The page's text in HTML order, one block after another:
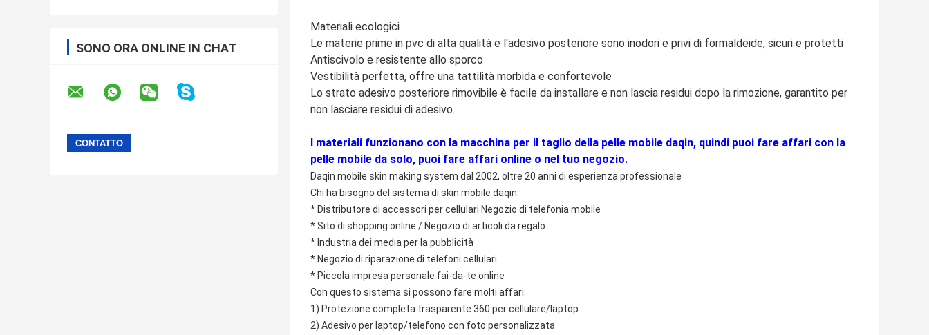
SONO ORA ONLINE IN CHAT
Materiali ecologici
Le materie prime in pvc di alta qualità e l'adesivo posteriore sono inodori e privi di formaldeide, sicuri e protetti
Antiscivolo e resistente allo sporco
Vestibilità perfetta, offre una tattilità morbida e confortevole
Lo strato adesivo posteriore rimovibile è facile da installare e non lascia residui dopo la rimozione, garantito per
non lasciare residui di adesivo.
I materiali funzionano con la macchina per il taglio della pelle mobile daqin, quindi puoi fare affari con la
pelle mobile da solo, puoi fare affari online o nel tuo negozio.
Daqin mobile skin making system dal 2002, oltre 20 anni di esperienza professionale
Chi ha bisogno del sistema di skin mobile daqin:
* Distributore di accessori per cellulari Negozio di telefonia mobile
* Sito di shopping online / Negozio di articoli da regalo
* Industria dei media per la pubblicità
* Negozio di riparazione di telefoni cellulari
* Piccola impresa personale fai-da-te online
Con questo sistema si possono fare molti affari:
1) Protezione completa trasparente 360 ​​per cellulare/laptop
2) Adesivo per laptop/telefono con foto personalizzata